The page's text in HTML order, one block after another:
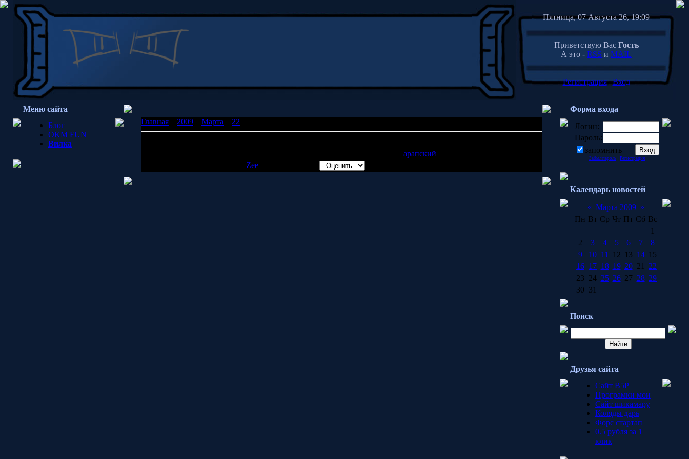
Пятница, 07 Августа 26, 19:09
Приветствую Вас Гость
А это - RSS и MAIL
Регистрация|Вход
Меню сайта
Блог
OKM FUN
Вилка
Главная 2009 Марта 22
арапский
Zee
Форма входа
Логин:
Пароль:
запомнить
Забыл пароль · Регистрация
Календарь новостей
« Марта 2009 »
Пн Вт Ср Чт Пт Сб Вс
1
2
3 4 5 6 7
8
9
10 11 12 13 14 15
16 17 18 19 20 21
22
23 24 25 26 27 28 29
30 31
Поиск
Друзья сайта
Сайт B5P
Програмки мои
Сайт шикамару
Коляды дарь
Форс стартап
0.5 рубля за 1
клик